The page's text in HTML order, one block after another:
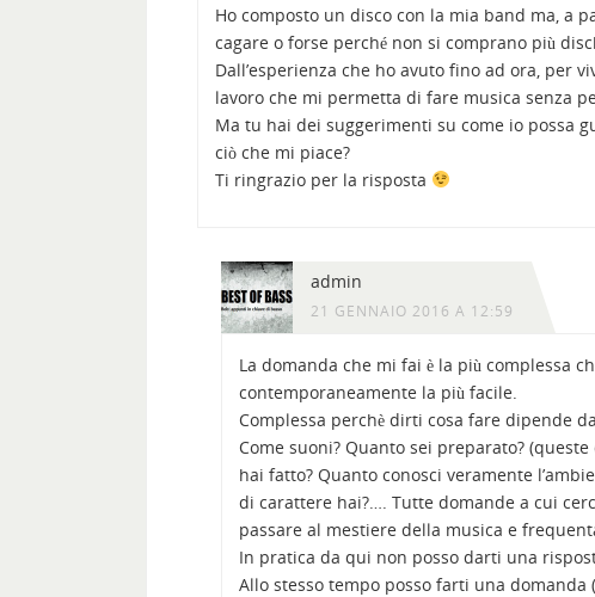
Ho composto un disco con la mia band ma, a
cagare o forse perché non si comprano più
Dall’esperienza che ho avuto fino ad ora, per
lavoro che mi permetta di fare musica senza
Ma tu hai dei suggerimenti su come io possa
ciò che mi piace?
Ti ringrazio per la risposta
admin
21 GENNAIO 2016 A 12:59
La domanda che mi fai è la più complessa
contemporaneamente la più facile.
Complessa perchè dirti cosa fare dipende
Come suoni? Quanto sei preparato?
hai fatto? Quanto conosci veramente
di carattere hai?…. Tutte domande a cui
passare al mestiere della musica e
In pratica da qui non posso darti una
Allo stesso tempo posso farti una